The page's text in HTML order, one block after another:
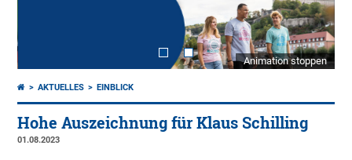
Animation stoppen
AKTUELLES EINBLICK
Hohe Auszeichnung für Klaus Schilling
01.08.2023